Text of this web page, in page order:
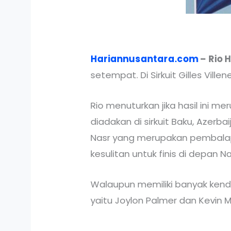
Hariannusantara.com– Rio
setempat. Di Sirkuit Gilles
Rio menuturkan jika hasil ini
diadakan di sirkuit Baku,
Nasr yang merupakan
kesulitan untuk finis di depan
Walaupun memiliki banyak
yaitu Joylon Palmer dan Kevin